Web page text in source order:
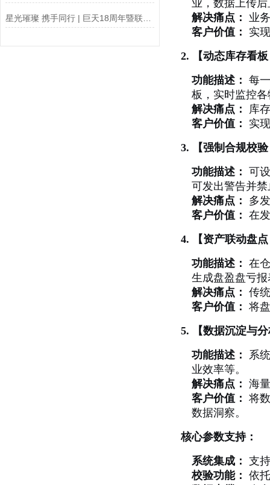
业，数据上传
解决痛点：
业
客户价值：
实
2. 【动态库存看
功能描述： 每
板，实时监控
解决痛点：
库
客户价值：
实
3. 【强制合规校
功能描述： 可
可发出警告并
解决痛点：
多
客户价值： 在
4. 【资产联动盘
功能描述： 在
生成盘盈盘亏报
解决痛点： 传
客户价值： 将
5. 【数据沉淀与
功能描述：
系
业效率等。
解决痛点： 海
客户价值： 将
数据洞察。
核心参数支持：
系统集成： 支
校验功能： 依